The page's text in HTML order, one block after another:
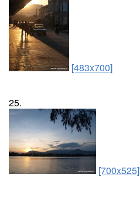
[483x700]
25.
[700x525]